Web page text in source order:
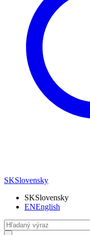
SKSlovensky
SKSlovensky
ENEnglish